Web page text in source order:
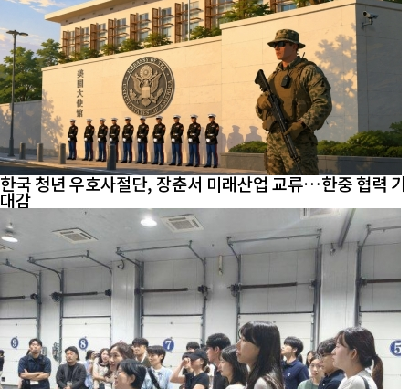
한국 청년 우호사절단, 장춘서 미래산업 교류…한중 협력 기
대감